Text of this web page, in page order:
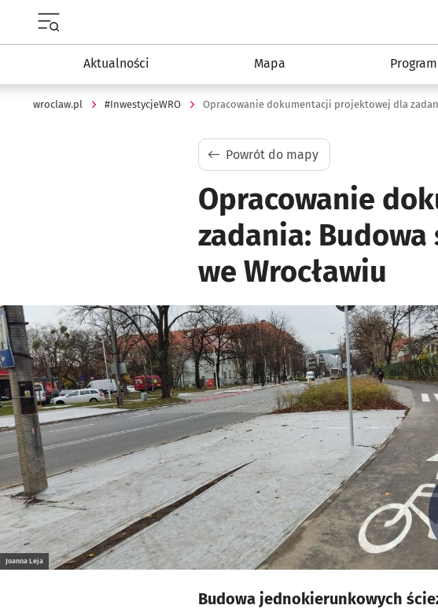
Aktualności Mapa
wroclaw.pl #InwestycjeWRO
Powrót do mapy
Opracowanie
zadania:
we Wrocławiu
Kliknij, aby powiększyć
Joanna Leja
Budowa jednokierunkowych